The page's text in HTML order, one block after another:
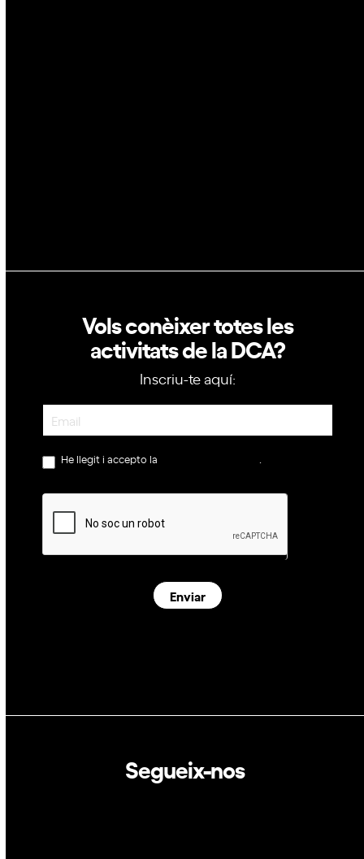
Vols conèixer totes les
activitats de la DCA?
Inscriu-te aquí:
Newsletter
He llegit i accepto la
Enviar
Segueix-nos